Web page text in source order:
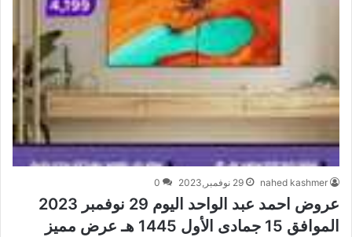
nahed kashmer 29 نوفمبر,2023 0
عروض احمد عبد الواحد اليوم 29 نوفمبر 2023
الموافق 15 جمادى الأول 1445 هـ عرض مميز